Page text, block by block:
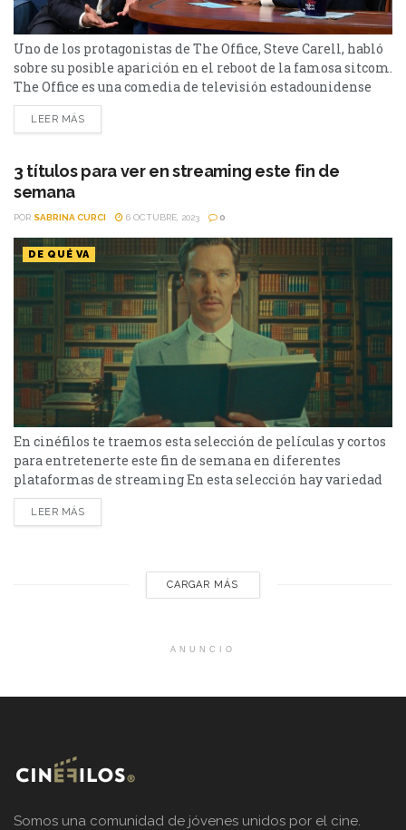
Uno de los protagonistas de The Office, Steve Carell, habló
sobre su posible aparición en el reboot de la famosa sitcom.
The Office es una comedia de televisión estadounidense
emitida por la cadena NBC. Creada como una adaptación
por Greg Daniels de la serie británica del mismo nombre,
día de...
LEER MÁS
3 títulos para ver en streaming este fin de
semana
POR SABRINA CURCI 6 OCTUBRE, 2023 0
DE QUÉ VA
En cinéfilos te traemos esta selección de películas y cortos
para entretenerte este fin de semana en diferentes
plataformas de streaming En esta selección hay variedad
de géneros y plataformas de streaming para todos, desde
una película de terror, a una comedia dramática, y también
LEER MÁS
CARGAR MÁS
ANUNCIO
Somos una comunidad de jóvenes unidos por el cine.